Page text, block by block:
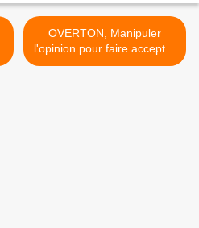
OVERTON, Manipuler
l'opinion pour faire accepter
l'inacceptable ! >